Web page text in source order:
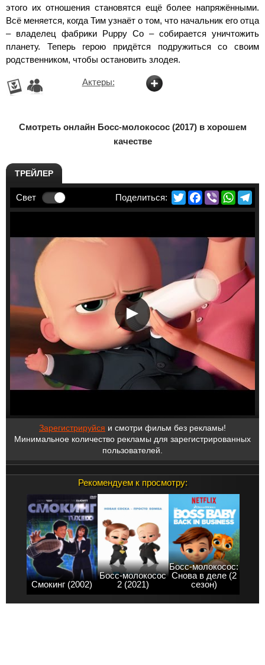
этого их отношения становятся ещё более напряжёнными.
Всё меняется, когда Тим узнаёт о том, что начальник его отца
– владелец фабрики Puppy Co – собирается уничтожить
планету. Теперь герою придётся подружиться со своим
родственником, чтобы остановить злодея.
Актеры:
Смотреть онлайн Босс-молокосос (2017) в хорошем
качестве
ТРЕЙЛЕР
Свет TwitterFacebook
Viber
Зарегистрируйся и смотри фильм без рекламы!
Минимальное количество рекламы для зарегистрированных
пользователей.
Рекомендуем к просмотру:
Смокинг (2002)
Босс-молокосос
2 (2021)
Босс-молокосос:
Снова в деле (2
сезон)